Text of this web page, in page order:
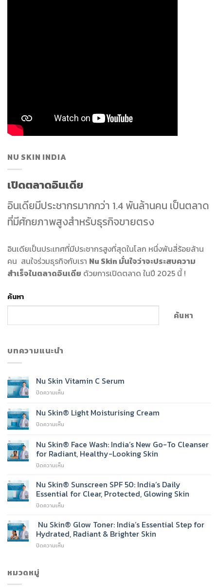
NU SKIN INDIA
เปิดตลาดอินเดีย
อินเดียมีประชากรมากกว่า 1.4 พันล้านคน เป็นตลาด
ที่มีศักยภาพสูงสำหรับธุรกิจขายตรง
อินเดียเป็นประเทศที่มีประชากรสูงที่สุดในโลก หนึ่งพันสี่ร้อยล้าน
คน สนใจร่วมธุรกิจกับเรา Nu Skin มั่นใจว่าจะประสบความ
สำเร็จในตลาดอินเดีย ด้วยการเปิดตลาด ในปี 2025 นี้ !
ค้นหา
ค้นหา
บทความแนะนำ
Nu Skin Vitamin C Serum
ปิดความเห็น
Skin
Vitamin
Nu Skin® Light Moisturising Cream
ปิดความเห็น
Skin®
Light
Moisturising
Nu Skin® Face Wash: India’s New Go-To Cleanser
for Radiant, Healthy-Looking Skin
ปิดความเห็น
Skin®
Face
Wash:
Go-
To
Cleanser
Nu Skin® Sunscreen SPF 50: India’s Daily
Essential for Clear, Protected, Glowing Skin
ปิดความเห็น
Skin®
Sunscreen
SPF
Nu Skin® Glow Toner: India’s Essential Step for
Hydrated, Radiant & Brighter Skin
ปิดความเห็น
หมวดหมู่